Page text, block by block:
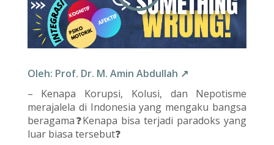
Oleh: Prof. Dr. M. Amin Abdullah ↗
– Kenapa Korupsi, Kolusi, dan Nepotisme
merajalela di Indonesia yang mengaku bangsa
beragama❓Kenapa bisa terjadi paradoks yang
luar biasa tersebut❓